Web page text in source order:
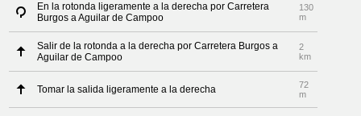
En la rotonda ligeramente a la derecha por Carretera
Burgos a Aguilar de Campoo
130
m
Salir de la rotonda a la derecha por Carretera Burgos a
Aguilar de Campoo
2
km
Tomar la salida ligeramente a la derecha
72
m